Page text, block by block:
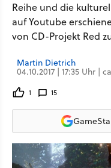
Reihe und die
auf Youtube
von CD-Projekt Red
Martin Dietrich
04.10.2017 | 17:35 Uhr |
1 15